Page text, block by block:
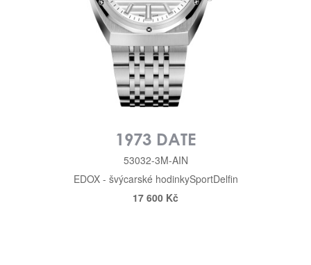
1973 DATE
53032-3M-AIN
EDOX - švýcarské hodinkySportDelfin
17 600 Kč